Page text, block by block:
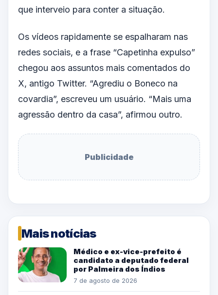
que interveio para conter a situação.
Os vídeos rapidamente se espalharam nas
redes sociais, e a frase “Capetinha expulso”
chegou aos assuntos mais comentados do
X, antigo Twitter. “Agrediu o Boneco na
covardia”, escreveu um usuário. “Mais uma
agressão dentro da casa”, afirmou outro.
Publicidade
Mais notícias
Médico e ex-vice-prefeito é
candidato a deputado federal
por Palmeira dos Índios
7 de agosto de 2026